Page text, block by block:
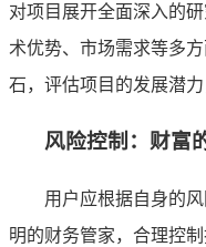
对项目展开全面深入的
术优势、市场需求等多
石，评估项目的发展潜
风险控制：财富
用户应根据自身的
明的财务管家，合理控